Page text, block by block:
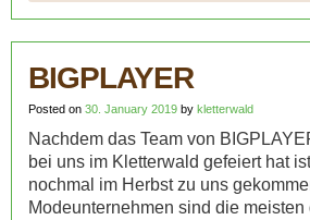
BIGPLAYER
Posted on 30. January 2019 by kletterwald
Nachdem das Team von
bei uns im Kletterwald gefeiert hat
nochmal im Herbst zu uns
Modeunternehmen sind die meisten